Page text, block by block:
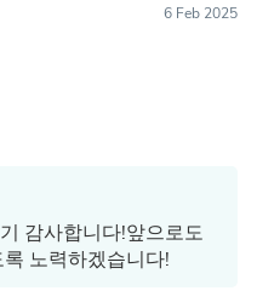
6 Feb 2025
감사합니다!앞으로도
노력하겠습니다!